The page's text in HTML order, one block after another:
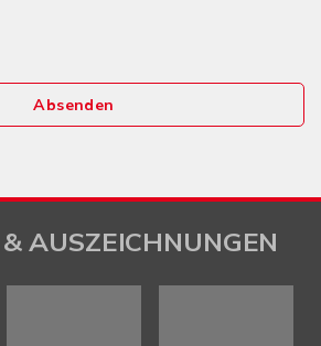
Absenden
AUSZEICHNUNGEN